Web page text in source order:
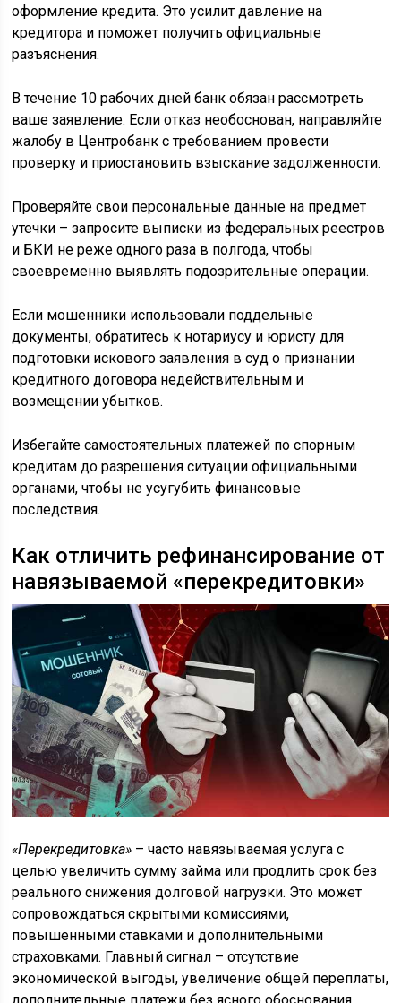
оформление кредита. Это усилит давление на
кредитора и поможет получить официальные
разъяснения.
В течение 10 рабочих дней банк обязан рассмотреть
ваше заявление. Если отказ необоснован, направляйте
жалобу в Центробанк с требованием провести
проверку и приостановить взыскание задолженности.
Проверяйте свои персональные данные на предмет
утечки – запросите выписки из федеральных реестров
и БКИ не реже одного раза в полгода, чтобы
своевременно выявлять подозрительные операции.
Если мошенники использовали поддельные
документы, обратитесь к нотариусу и юристу для
подготовки искового заявления в суд о признании
кредитного договора недействительным и
возмещении убытков.
Избегайте самостоятельных платежей по спорным
кредитам до разрешения ситуации официальными
органами, чтобы не усугубить финансовые
последствия.
Как отличить рефинансирование от
навязываемой «перекредитовки»
«Перекредитовка» – часто навязываемая услуга с
целью увеличить сумму займа или продлить срок без
реального снижения долговой нагрузки. Это может
сопровождаться скрытыми комиссиями,
повышенными ставками и дополнительными
страховками. Главный сигнал – отсутствие
экономической выгоды, увеличение общей переплаты,